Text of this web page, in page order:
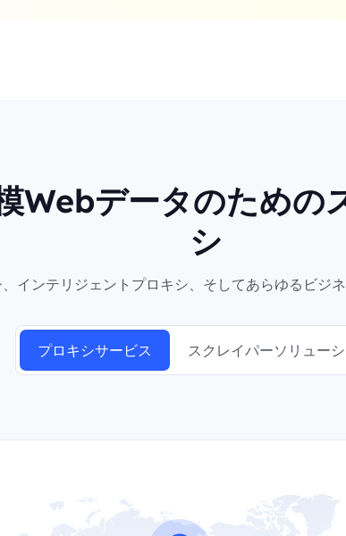
Webデータのための
シ
インテリジェントプロキシ、そしてあらゆるビジ
プロキシサービス スクレイパーソリュー